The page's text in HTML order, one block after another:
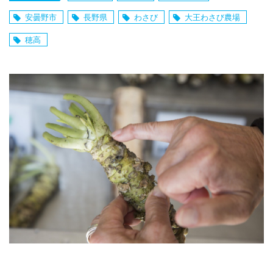
安曇野市 長野県 わさび 大王わさび農場
穂高